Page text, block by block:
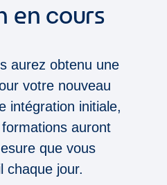
en cours
aurez obtenu une
votre nouveau
intégration initiale,
auront
que vous
chaque jour.